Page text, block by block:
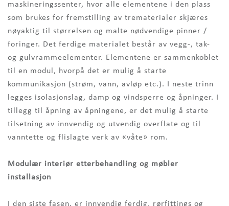
maskineringssenter, hvor alle elementene i den plass
som brukes for fremstilling av trematerialer skjæres
nøyaktig til størrelsen og malte nødvendige pinner /
foringer. Det ferdige materialet består av vegg-, tak-
og gulvrammeelementer. Elementene er sammenkoblet
til en modul, hvorpå det er mulig å starte
kommunikasjon (strøm, vann, avløp etc.). I neste trinn
legges isolasjonslag, damp og vindsperre og åpninger. I
tillegg til åpning av åpningene, er det mulig å starte
tilsetning av innvendig og utvendig overflate og til
vanntette og flislagte verk av «våte» rom.
Modulær interiør etterbehandling og møbler
installasjon
I den siste fasen, er innvendig ferdig, rørfittings og